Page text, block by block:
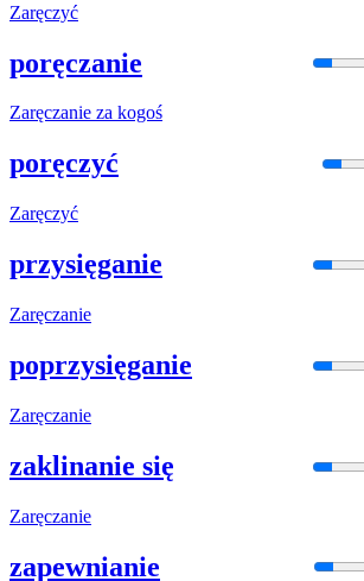
Zaręczyć
poręczanie
Zaręczanie za kogoś
poręczyć
Zaręczyć
przysięganie
Zaręczanie
poprzysięganie
Zaręczanie
zaklinanie się
Zaręczanie
zapewnianie